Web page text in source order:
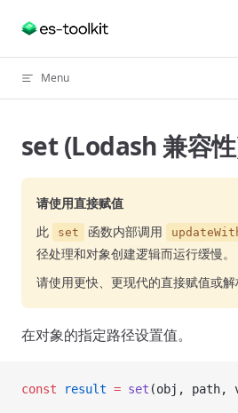
Skip to content
Menu
set (Lodash 兼容
请使用直接赋值
此
set 函数内部调用
径处理和对象创建逻辑而运行缓慢。
请使用更快、更现代的直接赋值或解
在对象的指定路径设置值。
const result = set (obj, path,